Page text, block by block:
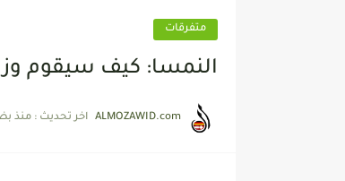
متفرقات
النمسا: كيف سيقوم
ALMOZAWID.com اخر تحديث : منذ